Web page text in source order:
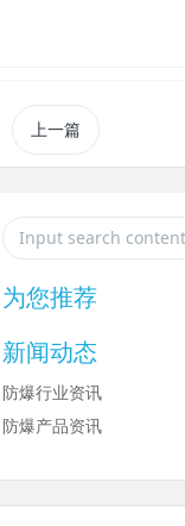
上一篇
为您推荐
新闻动态
防爆行业资讯
防爆产品资讯